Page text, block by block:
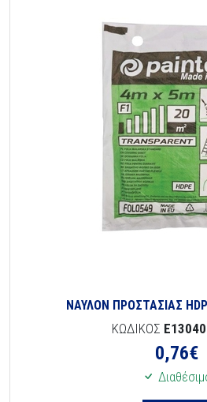
ΝΑΥΛΟΝ ΠΡΟΣΤΑΣΙΑΣ
ΚΩΔΙΚΟΣ
0,76€